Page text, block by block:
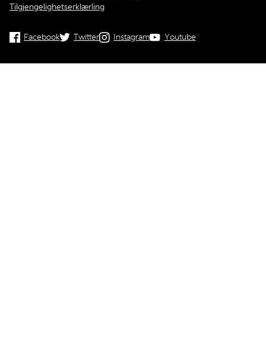
Tilgjengelighetserklærling
Facebook Twitter Instagram Youtube